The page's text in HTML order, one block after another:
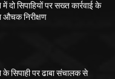
दो सिपाहियों पर सख्त कार्रवाई के
औचक निरीक्षण
सिपाही पर ढाबा संचालक से